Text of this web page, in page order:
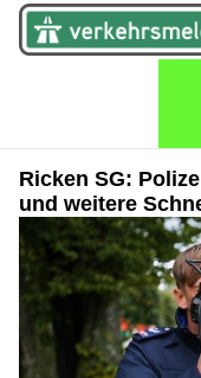
Ricken SG:
und weitere